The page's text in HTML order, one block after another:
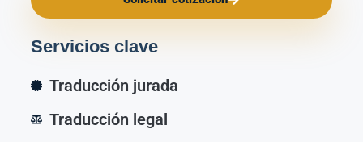
Servicios clave
Traducción jurada
Traducción legal